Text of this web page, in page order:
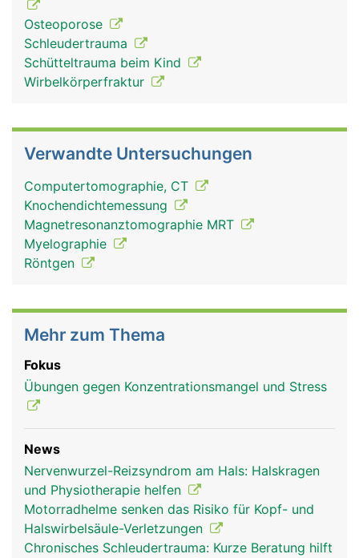
Osteoporose
Schleudertrauma
Schütteltrauma beim Kind
Wirbelkörperfraktur
Verwandte Untersuchungen
Computertomographie, CT
Knochendichtemessung
Magnetresonanztomographie MRT
Myelographie
Röntgen
Mehr zum Thema
Fokus
Übungen gegen Konzentrationsmangel und Stress
News
Nervenwurzel-Reizsyndrom am Hals: Halskragen
und Physiotherapie helfen
Motorradhelme senken das Risiko für Kopf- und
Halswirbelsäule-Verletzungen
Chronisches Schleudertrauma: Kurze Beratung hilft